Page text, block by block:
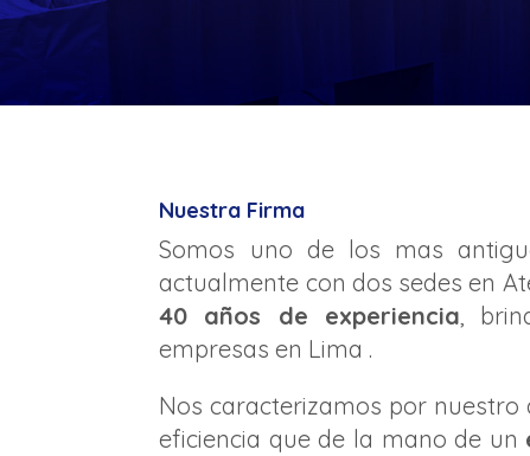
Nuestra Firma
Somos uno de los mas
actualmente con dos sedes en
40 años de experiencia,
empresas en Lima .
Nos caracterizamos por
eficiencia que de la mano de un